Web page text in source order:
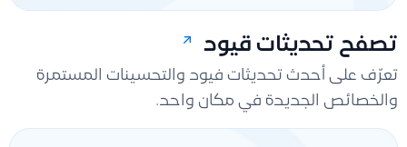
تصفح تحديثات قيود
تعرّف على أحدث تحديثات فيود والتحسينات المستمرة
والخصائص الجديدة في مكان واحد.